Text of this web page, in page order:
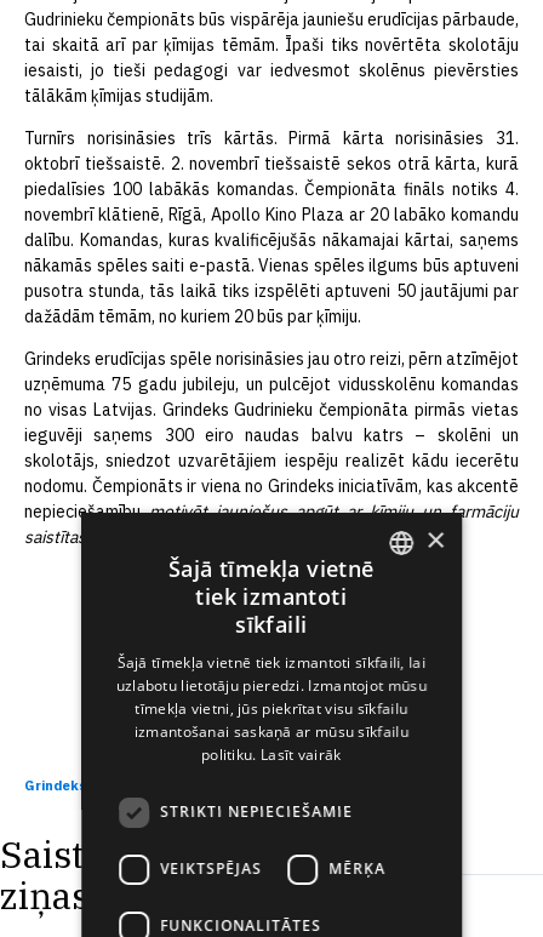
Gudrinieku čempionāts būs vispārēja jauniešu erudīcijas pārbaude,
tai skaitā arī par ķīmijas tēmām. Īpaši tiks novērtēta skolotāju
iesaisti, jo tieši pedagogi var iedvesmot skolēnus pievērsties
tālākām ķīmijas studijām.
Turnīrs norisināsies trīs kārtās. Pirmā kārta norisināsies 31.
oktobrī tiešsaistē. 2. novembrī tiešsaistē sekos otrā kārta, kurā
piedalīsies 100 labākās komandas. Čempionāta fināls notiks 4.
novembrī klātienē, Rīgā, Apollo Kino Plaza ar 20 labāko komandu
dalību. Komandas, kuras kvalificējušās nākamajai kārtai, saņems
nākamās spēles saiti e-pastā. Vienas spēles ilgums būs aptuveni
pusotra stunda, tās laikā tiks izspēlēti aptuveni 50 jautājumi par
dažādām tēmām, no kuriem 20 būs par ķīmiju.
Grindeks erudīcijas spēle norisināsies jau otro reizi, pērn atzīmējot
uzņēmuma 75 gadu jubileju, un pulcējot vidusskolēnu komandas
no visas Latvijas. Grindeks Gudrinieku čempionāta pirmās vietas
ieguvēji saņems 300 eiro naudas balvu katrs – skolēni un
skolotājs, sniedzot uzvarētājiem iespēju realizēt kādu iecerētu
nodomu. Čempionāts ir viena no Grindeks iniciatīvām, kas akcentē
nepieciešamībumotivēt jauniešus apgūt ar ķīmiju un farmāciju
saistītas profesijas.
Grindeks Gudrinieku čempionāta nolikums
Saistītās
ziņas
RUSSIAN
SPANISH
×
Šajā tīmekļa vietnē
tiek izmantoti
sīkfaili
Šajā tīmekļa vietnē tiek izmantoti sīkfaili, lai
uzlabotu lietotāju pieredzi. Izmantojot mūsu
tīmekļa vietni, jūs piekrītat visu sīkfailu
izmantošanai saskaņā ar mūsu sīkfailu
politiku. Lasīt vairāk
STRIKTI NEPIECIEŠAMIE
VEIKTSPĒJAS MĒRĶA
FUNKCIONALITĀTES